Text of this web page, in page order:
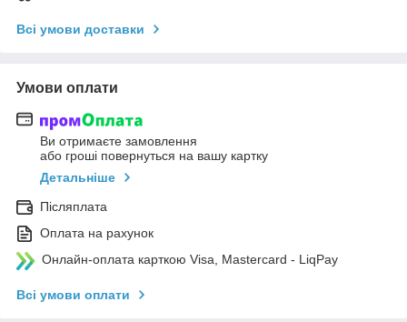
Всі умови доставки
Умови оплати
Ви отримаєте замовлення
або гроші повернуться на вашу картку
Детальніше
Післяплата
Оплата на рахунок
Онлайн-оплата карткою Visa, Mastercard - LiqPay
Всі умови оплати